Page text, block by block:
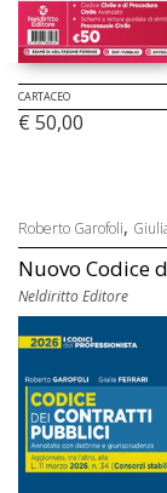
CARTACEO
€ 50,00
Roberto Garofoli,
Nuovo Codice
Neldiritto Editore